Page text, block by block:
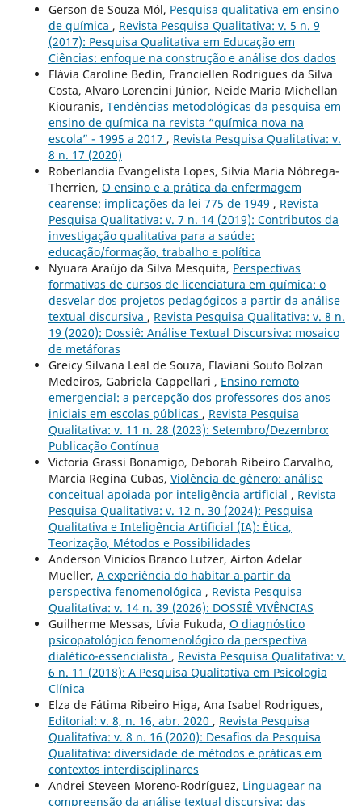
Gerson de Souza Mól, Pesquisa qualitativa em ensino
de química , Revista Pesquisa Qualitativa: v. 5 n. 9
(2017): Pesquisa Qualitativa em Educação em
Ciências: enfoque na construção e análise dos dados
Flávia Caroline Bedin, Franciellen Rodrigues da Silva
Costa, Alvaro Lorencini Júnior, Neide Maria Michellan
Kiouranis, Tendências metodológicas da pesquisa em
ensino de química na revista “química nova na
escola” - 1995 a 2017 , Revista Pesquisa Qualitativa: v.
8 n. 17 (2020)
Roberlandia Evangelista Lopes, Silvia Maria Nóbrega-
Therrien, O ensino e a prática da enfermagem
cearense: implicações da lei 775 de 1949 , Revista
Pesquisa Qualitativa: v. 7 n. 14 (2019): Contributos da
investigação qualitativa para a saúde:
educação/formação, trabalho e política
Nyuara Araújo da Silva Mesquita, Perspectivas
formativas de cursos de licenciatura em química: o
desvelar dos projetos pedagógicos a partir da análise
textual discursiva , Revista Pesquisa Qualitativa: v. 8 n.
19 (2020): Dossiê: Análise Textual Discursiva: mosaico
de metáforas
Greicy Silvana Leal de Souza, Flaviani Souto Bolzan
Medeiros, Gabriela Cappellari , Ensino remoto
emergencial: a percepção dos professores dos anos
iniciais em escolas públicas , Revista Pesquisa
Qualitativa: v. 11 n. 28 (2023): Setembro/Dezembro:
Publicação Contínua
Victoria Grassi Bonamigo, Deborah Ribeiro Carvalho,
Marcia Regina Cubas, Violência de gênero: análise
conceitual apoiada por inteligência artificial , Revista
Pesquisa Qualitativa: v. 12 n. 30 (2024): Pesquisa
Qualitativa e Inteligência Artificial (IA): Ética,
Teorização, Métodos e Possibilidades
Anderson Vinicíos Branco Lutzer, Airton Adelar
Mueller, A experiência do habitar a partir da
perspectiva fenomenológica , Revista Pesquisa
Qualitativa: v. 14 n. 39 (2026): DOSSIÊ VIVÊNCIAS
Guilherme Messas, Lívia Fukuda, O diagnóstico
psicopatológico fenomenológico da perspectiva
dialético-essencialista , Revista Pesquisa Qualitativa: v.
6 n. 11 (2018): A Pesquisa Qualitativa em Psicologia
Clí­nica
Elza de Fátima Ribeiro Higa, Ana Isabel Rodrigues,
Editorial: v. 8, n. 16, abr. 2020 , Revista Pesquisa
Qualitativa: v. 8 n. 16 (2020): Desafios da Pesquisa
Qualitativa: diversidade de métodos e práticas em
contextos interdisciplinares
Andrei Steveen Moreno-Rodríguez, Linguagear na
compreensão da análise textual discursiva: das